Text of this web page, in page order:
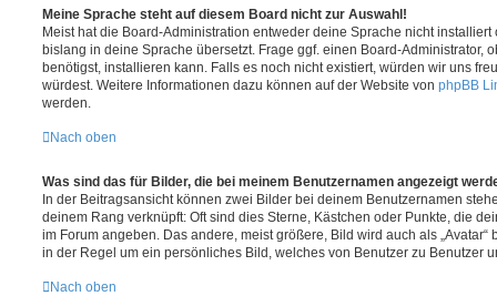
Meine Sprache steht auf diesem Board nicht zur Auswahl!
Meist hat die Board-Administration entweder deine Sprache nicht
bislang in deine Sprache übersetzt. Frage ggf. einen Board-Administrator,
benötigst, installieren kann. Falls es noch nicht existiert, würden wir uns
würdest. Weitere Informationen dazu können auf der Website von phpBB
werden.
Nach oben
Was sind das für Bilder, die bei meinem Benutzernamen angezeigt
In der Beitragsansicht können zwei Bilder bei deinem Benutzernamen
deinem Rang verknüpft: Oft sind dies Sterne, Kästchen oder Punkte, die
im Forum angeben. Das andere, meist größere, Bild wird auch als
in der Regel um ein persönliches Bild, welches von Benutzer zu Benutzer
Nach oben